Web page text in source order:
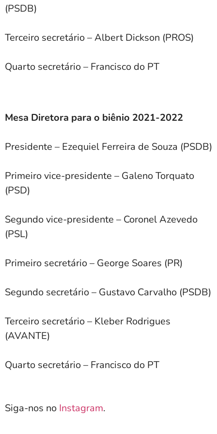
(PSDB)
Terceiro secretário – Albert Dickson (PROS)
Quarto secretário – Francisco do PT
Mesa Diretora para o biênio 2021-2022
Presidente – Ezequiel Ferreira de Souza (PSDB)
Primeiro vice-presidente – Galeno Torquato
(PSD)
Segundo vice-presidente – Coronel Azevedo
(PSL)
Primeiro secretário – George Soares (PR)
Segundo secretário – Gustavo Carvalho (PSDB)
Terceiro secretário – Kleber Rodrigues
(AVANTE)
Quarto secretário – Francisco do PT
Siga-nos no Instagram.